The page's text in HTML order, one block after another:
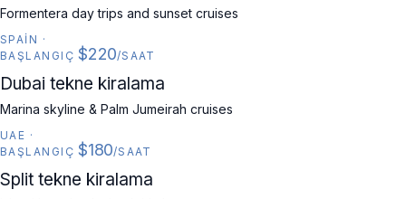
Formentera day trips and sunset cruises
SPAIN ·
BAŞLANGIÇ $220/SAAT
UAE
Dubai tekne kiralama
Marina skyline & Palm Jumeirah cruises
UAE ·
BAŞLANGIÇ $180/SAAT
CROATIA
Split tekne kiralama